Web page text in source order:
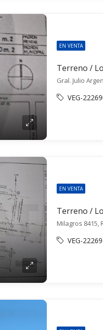
EN VENTA
VEG-
EN VENTA
Milagros 8415,
VEG-